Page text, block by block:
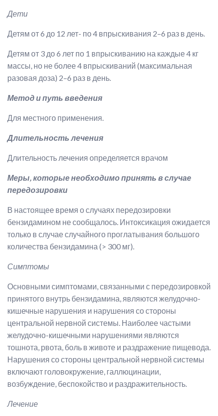
Дети
Детям от 6 до 12 лет- по 4 впрыскивания 2–6 раз в день.
Детям от 3 до 6 лет по 1 впрыскиванию на каждые 4 кг
массы, но не более 4 впрыскиваний (максимальная
разовая доза) 2–6 раз в день.
Метод и путь введения
Для местного применения.
Длительность лечения
Длительность лечения определяется врачом
Меры, которые необходимо принять в случае
передозировки
В настоящее время о случаях передозировки
бензидамином не сообщалось. Интоксикация ожидается
только в случае случайного проглатывания большого
количества бензидамина (> 300 мг).
Симптомы
Основными симптомами, связанными с передозировкой
принятого внутрь бензидамина, являются желудочно-
кишечные нарушения и нарушения со стороны
центральной нервной системы. Наиболее частыми
желудочно-кишечными нарушениями являются
тошнота, рвота, боль в животе и раздражение пищевода.
Нарушения со стороны центральной нервной системы
включают головокружение, галлюцинации,
возбуждение, беспокойство и раздражительность.
Лечение